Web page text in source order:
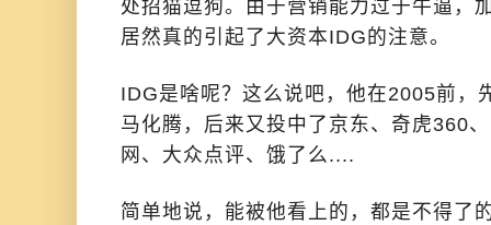
处招猫逗狗。由于营销能力过于牛逼，
居然真的引起了大资本IDG的注意。
IDG是啥呢？这么说吧，他在2005前，
马化腾，后来又投中了京东、奇虎360
网、大众点评、饿了么....
简单地说，能被他看上的，都是不得了